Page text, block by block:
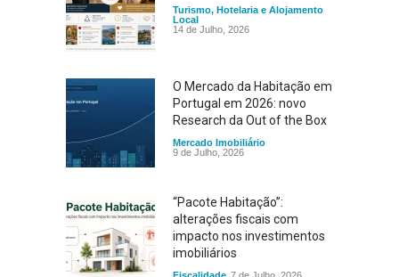
Turismo, Hotelaria e Alojamento
Local
14 de Julho, 2026
O Mercado da Habitação em
Portugal em 2026: novo
Research da Out of the Box
Mercado Imobiliário
9 de Julho, 2026
“Pacote Habitação”:
alterações fiscais com
impacto nos investimentos
imobiliários